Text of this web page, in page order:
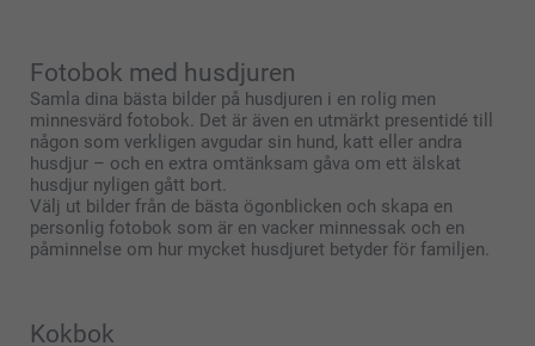
Fotobok med husdjuren
Samla dina bästa bilder på husdjuren i en rolig men
minnesvärd fotobok. Det är även en utmärkt presentidé till
någon som verkligen avgudar sin hund, katt eller andra
husdjur – och en extra omtänksam gåva om ett älskat
husdjur nyligen gått bort.
Välj ut bilder från de bästa ögonblicken och skapa en
personlig fotobok som är en vacker minnessak och en
påminnelse om hur mycket husdjuret betyder för familjen.
Kokbok